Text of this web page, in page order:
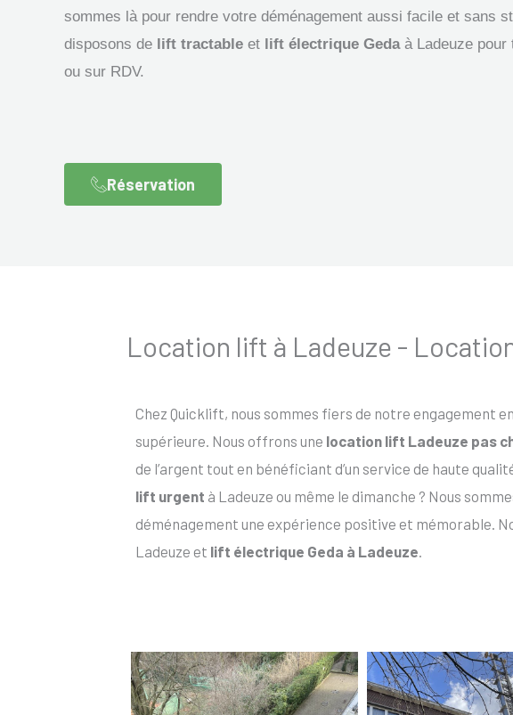
sommes là pour rendre votre déménagement aussi facile et sans
disposons de lift tractable et lift électrique Gedaà Ladeuze pour
ou sur RDV.
Réservation
Location lift à Ladeuze -
Chez Quicklift, nous sommes fiers de notre engagement
supérieure. Nous offrons une location lift Ladeuze pas
de l’argent tout en bénéficiant d’un service de haute
lift urgent à Ladeuze ou même le dimanche ? Nous
déménagement une expérience positive et mémorable.
Ladeuze et lift électrique Geda à Ladeuze